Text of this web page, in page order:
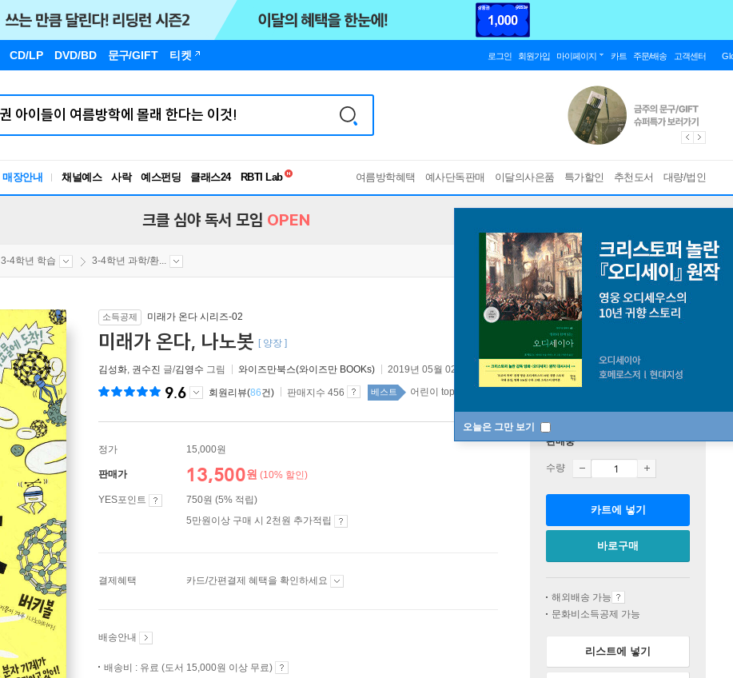
CD/LP DVD/BD 문구/GIFT 티켓 로그인 회원가입 마이페이지 카트 주문/배송 고객센터
매장안내 채널예스 사락 예스펀딩 클래스24
독서유형검사
여름방학혜택 예사단독판매 이달의사은품 특가할인 추천도서 대량/법인
오늘은 그만 보기
크클 심야 독서 모임 OPEN
3-4학년 학습 3-4학년 과학/환...
소득공제 미래가 온다 시리즈-02
미래가 온다, 나노봇 [ 양장 ]
김성화, 권수진 글/김영수 그림 와이즈만북스(와이즈만 BOOKs) 2019년 05월 02일
9.6 회원리뷰(86건) 판매지수 456 베스트 어린이 top100 1주
정가 15,000원
판매가 13,500원 (10% 할인)
YES포인트
750원 (5% 적립)
5만원이상 구매 시 2천원 추가적립
결제혜택 카드/간편결제 혜택을 확인하세요
배송안내
배송비 : 유료 (도서 15,000원 이상 무료)
판매중
수량
카트에 넣기
바로구매
해외배송 가능
문화비소득공제 가능
리스트에 넣기